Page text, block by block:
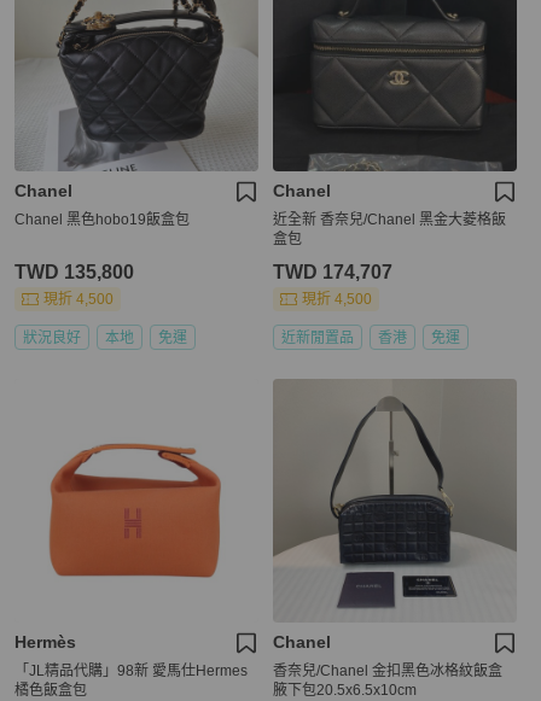
Chanel
Chanel 黑色hobo19飯盒包
TWD 135,800
現折 4,500
狀況良好 本地 免運
Chanel
近全新 香奈兒/Chanel 黑金大菱格飯
盒包
TWD 174,707
現折 4,500
近新閒置品 香港 免運
Hermès
「JL精品代購」98新 愛馬仕Hermes
橘色飯盒包
Chanel
香奈兒/Chanel 金扣黑色冰格紋飯盒
腋下包20.5x6.5x10cm